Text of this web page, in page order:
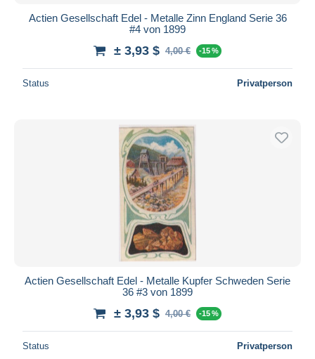
Actien Gesellschaft Edel - Metalle Zinn England Serie 36
#4 von 1899
± 3,93 $ 4,00 € -15 %
Status Privatperson
Actien Gesellschaft Edel - Metalle Kupfer Schweden Serie
36 #3 von 1899
± 3,93 $ 4,00 € -15 %
Status Privatperson